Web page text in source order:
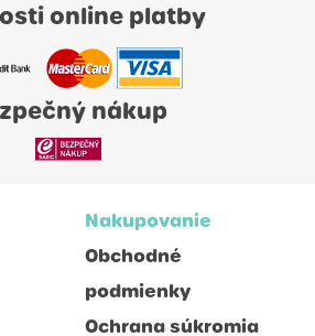
online platby
nákup
Nakupovanie
Obchodné
podmienky
Ochrana súkromia